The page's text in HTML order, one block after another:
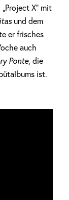
„Project X“ mit
und dem
er frisches
auch
Ponte, die
ist.